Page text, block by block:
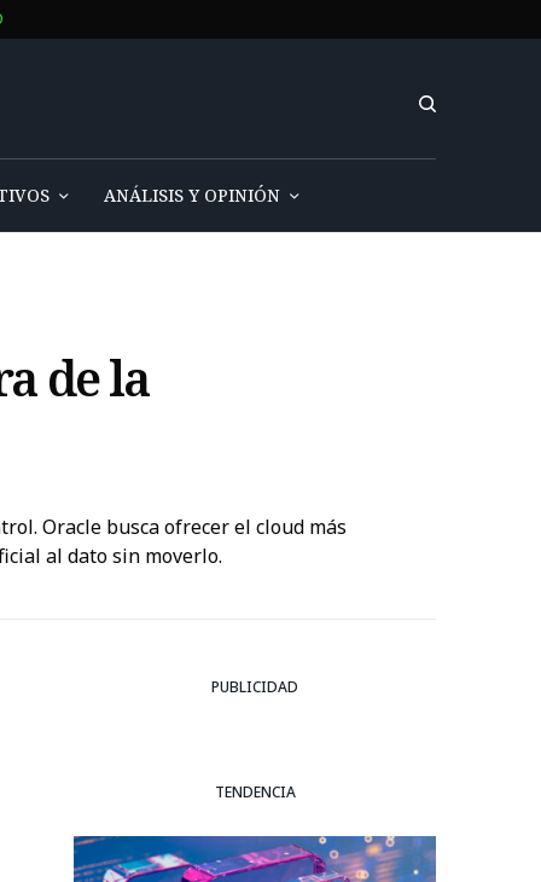
ANÁLISIS Y OPINIÓN
de la
Oracle busca ofrecer el cloud más
al dato sin moverlo.
PUBLICIDAD
TENDENCIA